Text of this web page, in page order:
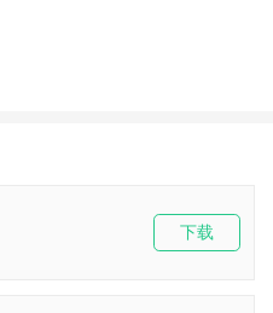
下载